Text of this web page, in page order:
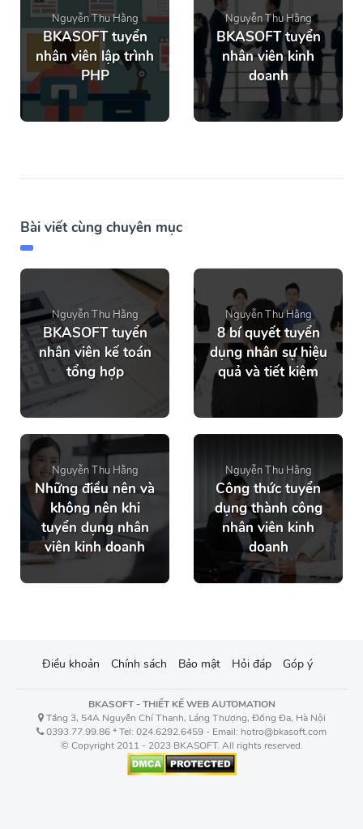
Nguyễn Thu Hằng
BKASOFT tuyển
nhân viên lập trình
PHP
Nguyễn Thu Hằng
BKASOFT tuyển
nhân viên kinh
doanh
Bài viết cùng chuyên mục
Nguyễn Thu Hằng
BKASOFT tuyển
nhân viên kế toán
tổng hợp
Nguyễn Thu Hằng
8 bí quyết tuyển
dụng nhân sự hiệu
quả và tiết kiệm
Nguyễn Thu Hằng
Những điều nên và
không nên khi
tuyển dụng nhân
viên kinh doanh
Nguyễn Thu Hằng
Công thức tuyển
dụng thành công
nhân viên kinh
doanh
Điều khoản Chính sách Bảo mật Hỏi đáp Góp ý
BKASOFT - THIẾT KẾ WEB AUTOMATION
Tầng 3, 54A Nguyễn Chí Thanh, Láng Thượng, Đống Đa, Hà Nội
0393.77.99.86 * Tel: 024.6292.6459 - Email: hotro@bkasoft.com
© Copyright 2011 - 2023 BKASOFT. All rights reserved.